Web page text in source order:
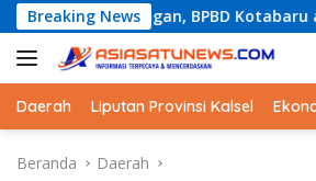
Langsung
ke
konten
Breaking News
BPBD Kotabaru akan
Daerah Liputan Provinsi Kalsel
Beranda Daerah